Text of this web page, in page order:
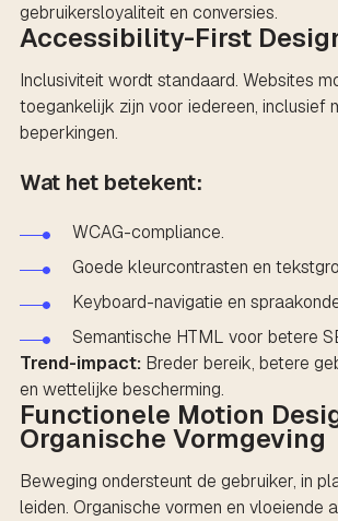
gebruikersloyaliteit en conversies.
Accessibility-First
Inclusiviteit wordt standaard. Websites
toegankelijk zijn voor iedereen, inclusief
beperkingen.
Wat het betekent:
WCAG-compliance.
Goede kleurcontrasten en
Keyboard-navigatie en
Semantische HTML voor betere
Trend-impact: Breder bereik, betere
en wettelijke bescherming.
Functionele Motion
Organische Vormgeving
Beweging ondersteunt de gebruiker, in
leiden. Organische vormen en vloeiende